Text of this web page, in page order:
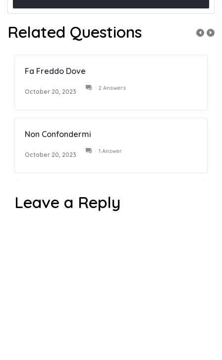
Related Questions
Fa Freddo Dove
October 20, 2023 2 Answers
Non Confondermi
October 20, 2023 1 Answer
Leave a Reply